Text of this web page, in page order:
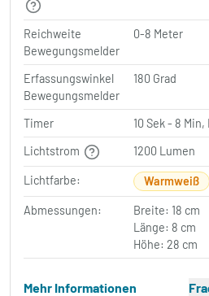
Reichweite
Bewegungsmelder
0-8 Meter
Erfassungswinkel
Bewegungsmelder
180 Grad
Timer
10 Sek - 8
Lichtstrom
1200 Lumen
Lichtfarbe: Warmweiß
Abmessungen:
Breite: 18 cm
Länge: 8 cm
Höhe: 28 cm
Mehr Informationen